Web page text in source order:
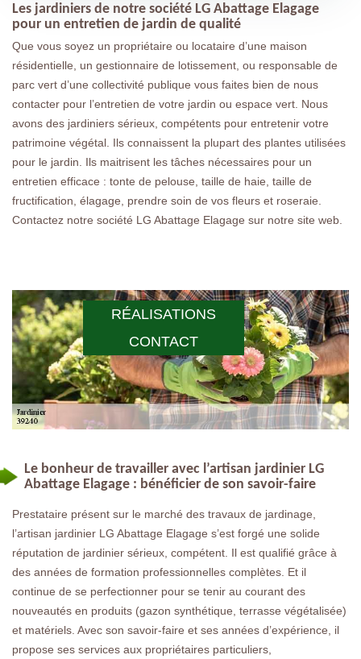
RÉALISATIONS
CONTACT
Les jardiniers de notre société LG Abattage Elagage
pour un entretien de jardin de qualité
Que vous soyez un propriétaire ou locataire d’une maison
résidentielle, un gestionnaire de lotissement, ou responsable de
parc vert d’une collectivité publique vous faites bien de nous
contacter pour l’entretien de votre jardin ou espace vert. Nous
avons des jardiniers sérieux, compétents pour entretenir votre
patrimoine végétal. Ils connaissent la plupart des plantes utilisées
pour le jardin. Ils maitrisent les tâches nécessaires pour un
entretien efficace : tonte de pelouse, taille de haie, taille de
fructification, élagage, prendre soin de vos fleurs et roseraie.
Contactez notre société LG Abattage Elagage sur notre site web.
Le bonheur de travailler avec l’artisan jardinier LG
Abattage Elagage : bénéficier de son savoir-faire
Prestataire présent sur le marché des travaux de jardinage,
l’artisan jardinier LG Abattage Elagage s’est forgé une solide
réputation de jardinier sérieux, compétent. Il est qualifié grâce à
des années de formation professionnelles complètes. Et il
continue de se perfectionner pour se tenir au courant des
nouveautés en produits (gazon synthétique, terrasse végétalisée)
et matériels. Avec son savoir-faire et ses années d’expérience, il
propose ses services aux propriétaires particuliers,